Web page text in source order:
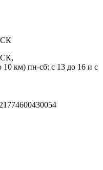
км) пн-сб: с 13 до 16 и с